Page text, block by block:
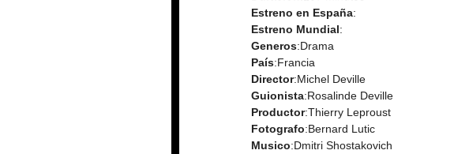
Estreno en España:
Estreno Mundial:
Generos:Drama
País:Francia
Director:Michel Deville
Guionista:Rosalinde Deville
Productor:Thierry Leproust
Fotografo:Bernard Lutic
Musico:Dmitri Shostakovich